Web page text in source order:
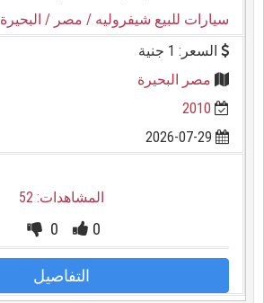
سيارات للبيع شيفروليه / مصر / البحيرة
السعر: 1 جنية
مصر البحيرة
2010
المشاهدات: 52
0
0
التفاصيل